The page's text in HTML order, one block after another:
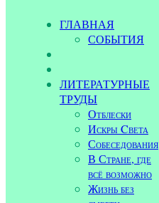
ГЛАВНАЯ
СОБЫТИЯ
ЛИТЕРАТУРНЫЕ
ТРУДЫ
Отблески
Искры Cвета
Собеседования
В Стране, где
всё возможно
Жизнь без